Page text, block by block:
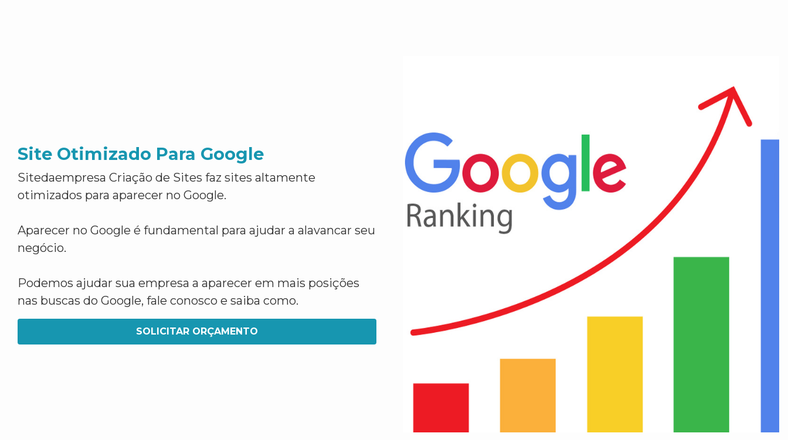
Site Otimizado Para Google
Sitedaempresa Criação de Sites faz sites altamente
otimizados para aparecer no Google.
Aparecer no Google é fundamental para ajudar a alavancar seu
negócio.
Podemos ajudar sua empresa a aparecer em mais posições
nas buscas do Google, fale conosco e saiba como.
SOLICITAR ORÇAMENTO